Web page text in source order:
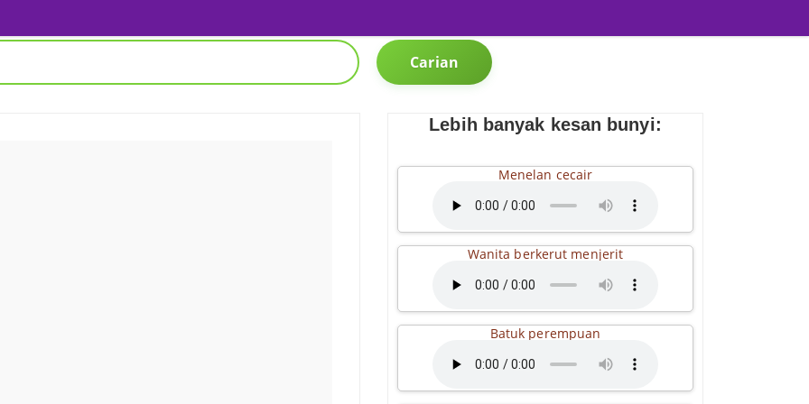
Carian
Lebih banyak kesan bunyi:
Menelan cecair
Wanita berkerut menjerit
Batuk perempuan